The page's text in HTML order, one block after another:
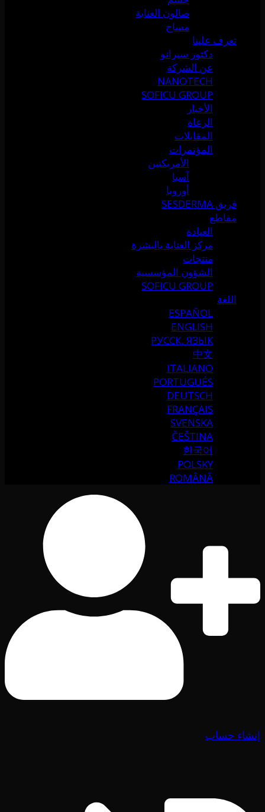
صالون العناية
مساج
تعرف علينا
دكتور سيرانو
عن الشركة
NANOTECH
SOFICU GROUP
الأخبار
الرعاة
المقابلات
المؤتمرات
الأمريكتين
آسيا
أوروبا
فريق SESDERMA
مقاطع
العيادة
مركز العناية بالبشرة
منتجات
الشؤون المؤسسية
SOFICU GROUP
اللغة
ESPAÑOL
ENGLISH
РУССК. ЯЗЫК
中文
ITALIANO
PORTUGUÉS
DEUTSCH
FRANÇAIS
SVENSKA
ČEŠTINA
한국어
POLSKY
ROMÂNĂ
إنشاء حساب